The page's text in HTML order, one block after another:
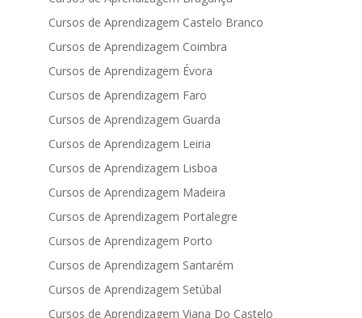
Cursos de Aprendizagem Castelo Branco
Cursos de Aprendizagem Coimbra
Cursos de Aprendizagem Évora
Cursos de Aprendizagem Faro
Cursos de Aprendizagem Guarda
Cursos de Aprendizagem Leiria
Cursos de Aprendizagem Lisboa
Cursos de Aprendizagem Madeira
Cursos de Aprendizagem Portalegre
Cursos de Aprendizagem Porto
Cursos de Aprendizagem Santarém
Cursos de Aprendizagem Setúbal
Cursos de Aprendizagem Viana Do Castelo